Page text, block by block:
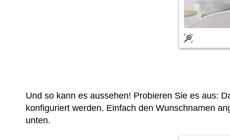
Und so kann es aussehen! Probieren Sie es aus:
konfiguriert werden. Einfach den Wunschnamen
unten.